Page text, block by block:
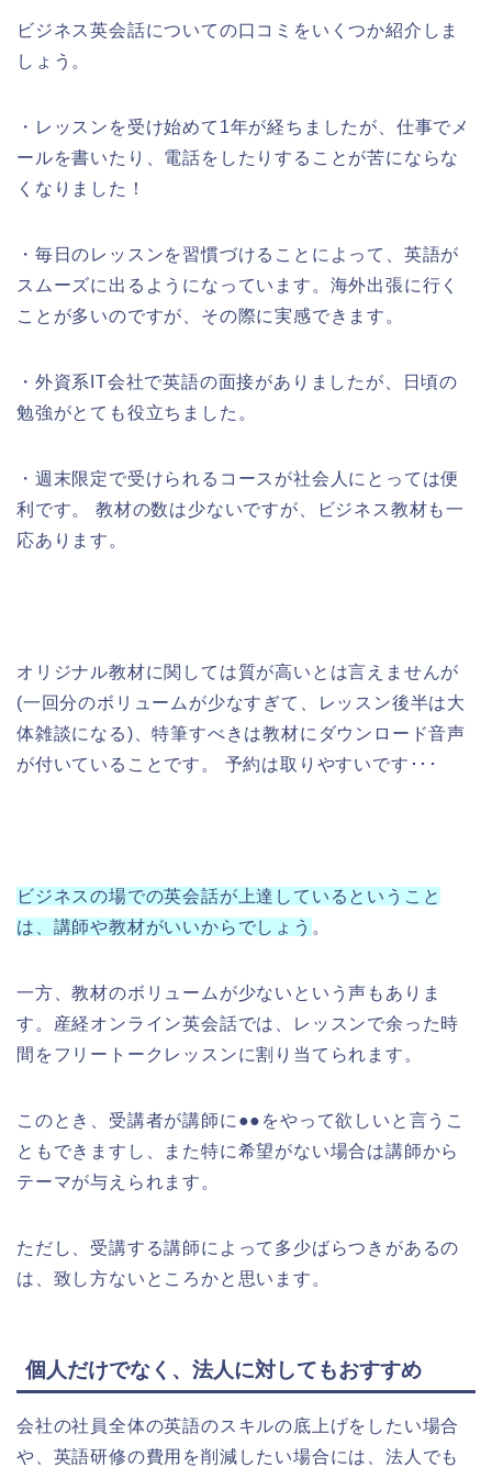
ビジネス英会話についての口コミをいくつか紹介しま
しょう。
・レッスンを受け始めて1年が経ちましたが、仕事でメ
ールを書いたり、電話をしたりすることが苦にならな
くなりました！
・毎日のレッスンを習慣づけることによって、英語が
スムーズに出るようになっています。海外出張に行く
ことが多いのですが、その際に実感できます。
・外資系IT会社で英語の面接がありましたが、日頃の
勉強がとても役立ちました。
・週末限定で受けられるコースが社会人にとっては便
利です。 教材の数は少ないですが、ビジネス教材も一
応あります。
オリジナル教材に関しては質が高いとは言えませんが
(一回分のボリュームが少なすぎて、レッスン後半は大
体雑談になる)、特筆すべきは教材にダウンロード音声
が付いていることです。 予約は取りやすいです･･･
ビジネスの場での英会話が上達しているということ
は、講師や教材がいいからでしょう 。
一方、教材のボリュームが少ないという声もありま
す。産経オンライン英会話では、レッスンで余った時
間をフリートークレッスンに割り当てられます。
このとき、受講者が講師に●●をやって欲しいと言うこ
ともできますし、また特に希望がない場合は講師から
テーマが与えられます。
ただし、受講する講師によって多少ばらつきがあるの
は、致し方ないところかと思います。
個人だけでなく、法人に対してもおすすめ
会社の社員全体の英語のスキルの底上げをしたい場合
や、英語研修の費用を削減したい場合には、法人でも